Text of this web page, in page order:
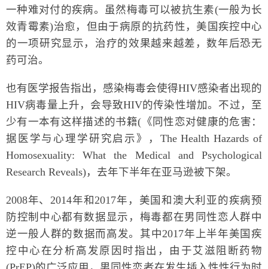
一种难对付的疾病。虽然梅毒可以被抗生素(一般为长
效青霉素)治愈，但由于病原的抗药性，美国疾控中心
的一项研究显示，治疗的效果越来越差，数年后恐无
药可治。
也有医学报告指出，感染梅毒会使得HIV感染者出现的
HIV病毒量上升，会导致HIV的传染性增加。不过，至
少有一本有这样描述的书籍(《同性恋对健康的危害：
据医学与心理学研究启示》，The Health Hazards of
Homosexuality: What the Medical and Psychological
Research Reveals)，去年下半年在亚马逊被下架。
2008年、2014年和2017年，美国和澳大利亚的疾病预
防控制中心都有数据显示，梅毒都在男同性恋人群中
逆一般人群的数据而高发。其中2017年上半年美国疾
控中心在分析高发原因时指出，由于艾滋阻断药物